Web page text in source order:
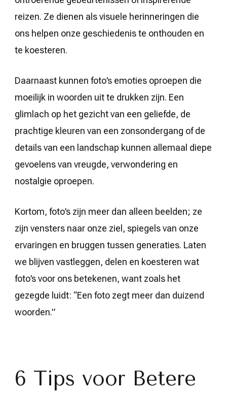
reizen. Ze dienen als visuele herinneringen die
ons helpen onze geschiedenis te onthouden en
te koesteren.
Daarnaast kunnen foto’s emoties oproepen die
moeilijk in woorden uit te drukken zijn. Een
glimlach op het gezicht van een geliefde, de
prachtige kleuren van een zonsondergang of de
details van een landschap kunnen allemaal diepe
gevoelens van vreugde, verwondering en
nostalgie oproepen.
Kortom, foto’s zijn meer dan alleen beelden; ze
zijn vensters naar onze ziel, spiegels van onze
ervaringen en bruggen tussen generaties. Laten
we blijven vastleggen, delen en koesteren wat
foto’s voor ons betekenen, want zoals het
gezegde luidt: “Een foto zegt meer dan duizend
woorden.”
6 Tips voor Betere